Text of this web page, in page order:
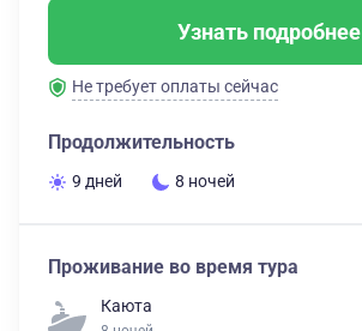
Узнать подробнее
Не требует оплаты сейчас
Продолжительность
9 дней 8 ночей
Проживание во время тура
Каюта